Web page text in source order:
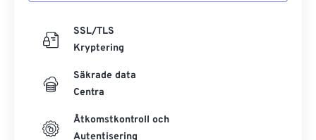
SSL/TLS
Kryptering
Säkrade data
Centra
Åtkomstkontroll och
Autentisering